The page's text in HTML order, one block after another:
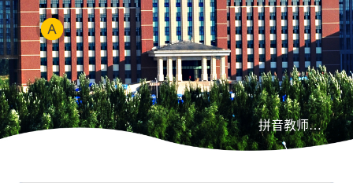
拼音教师列表